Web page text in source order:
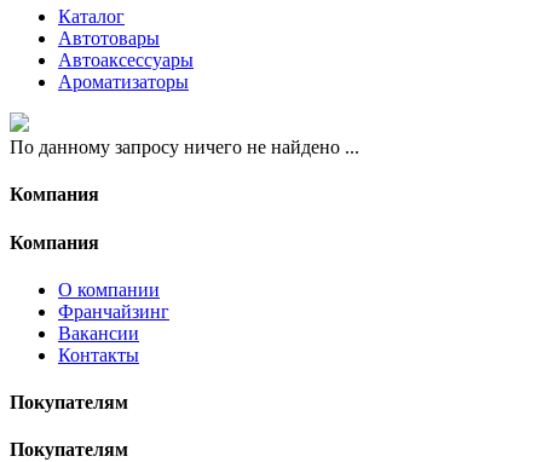
Каталог
Автотовары
Автоаксессуары
Ароматизаторы
По данному запросу ничего не найдено ...
Компания
Компания
О компании
Франчайзинг
Вакансии
Контакты
Покупателям
Покупателям